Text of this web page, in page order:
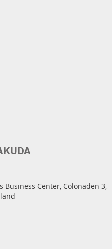
Business Center, Colonaden 3,